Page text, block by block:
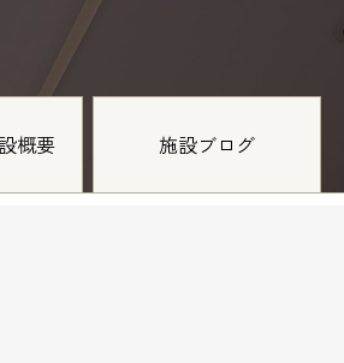
概要 施設ブログ